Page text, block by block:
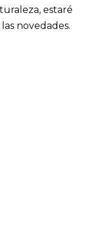
estaré
novedades.